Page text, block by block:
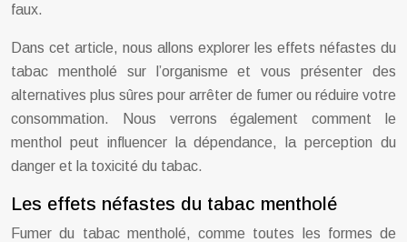
faux.
Dans cet article, nous allons explorer les effets néfastes du
tabac mentholé sur l’organisme et vous présenter des
alternatives plus sûres pour arrêter de fumer ou réduire votre
consommation. Nous verrons également comment le
menthol peut influencer la dépendance, la perception du
danger et la toxicité du tabac.
Les effets néfastes du tabac mentholé
Fumer du tabac mentholé, comme toutes les formes de